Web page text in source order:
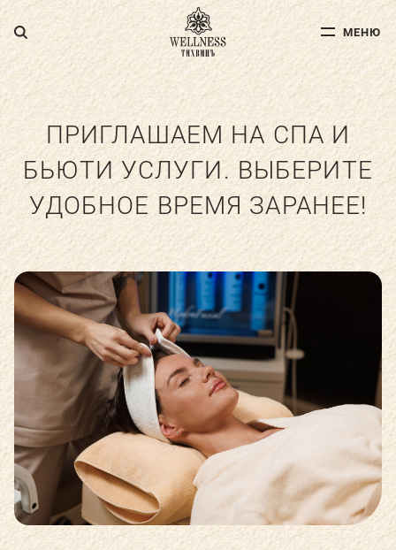
МЕНЮ
МЕНЮ
ДЛЯ ВЗРОСЛЫХ ДЛЯ ДЕТЕЙ
ФИТНЕС
СПА-УСЛУГИ
АКВА-ЗОНА
УСЛУГИ ДОКТОРОВ
СЬЮТЫ И ПАРЕНИЯ
ТЕХНОЛОГИИ И ОБОРУДОВАНИЕ
КАФЕ
ПРИГЛАШАЕМ НА СПА И
БЬЮТИ УСЛУГИ. ВЫБЕРИТЕ
УДОБНОЕ ВРЕМЯ ЗАРАНЕЕ!